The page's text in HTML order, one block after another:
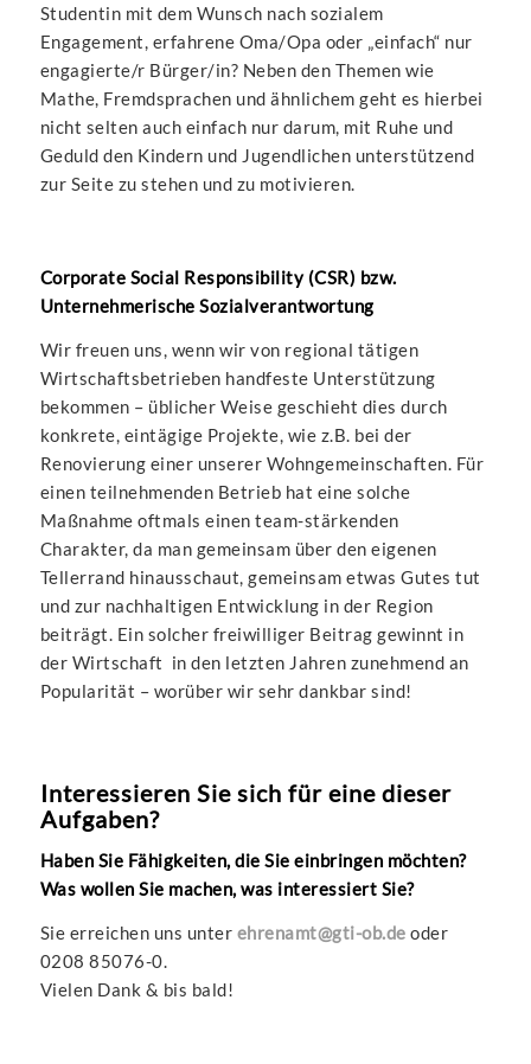
Studentin mit dem Wunsch nach sozialem
Engagement, erfahrene Oma/Opa oder „einfach“ nur
engagierte/r Bürger/in? Neben den Themen wie
Mathe, Fremdsprachen und ähnlichem geht es hierbei
nicht selten auch einfach nur darum, mit Ruhe und
Geduld den Kindern und Jugendlichen unterstützend
zur Seite zu stehen und zu motivieren.
Corporate Social Responsibility (CSR) bzw.
Unternehmerische Sozialverantwortung
Wir freuen uns, wenn wir von regional tätigen
Wirtschaftsbetrieben handfeste Unterstützung
bekommen – üblicher Weise geschieht dies durch
konkrete, eintägige Projekte, wie z.B. bei der
Renovierung einer unserer Wohngemeinschaften. Für
einen teilnehmenden Betrieb hat eine solche
Maßnahme oftmals einen team-stärkenden
Charakter, da man gemeinsam über den eigenen
Tellerrand hinausschaut, gemeinsam etwas Gutes tut
und zur nachhaltigen Entwicklung in der Region
beiträgt. Ein solcher freiwilliger Beitrag gewinnt in
der Wirtschaft in den letzten Jahren zunehmend an
Popularität – worüber wir sehr dankbar sind!
Interessieren Sie sich für eine dieser
Aufgaben?
Haben Sie Fähigkeiten, die Sie einbringen möchten?
Was wollen Sie machen, was interessiert Sie?
Sie erreichen uns unter ehrenamt@gti-ob.de oder
0208 85076-0.
Vielen Dank & bis bald!